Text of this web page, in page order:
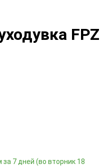
FPZ
за 7 дней (во вторник 18